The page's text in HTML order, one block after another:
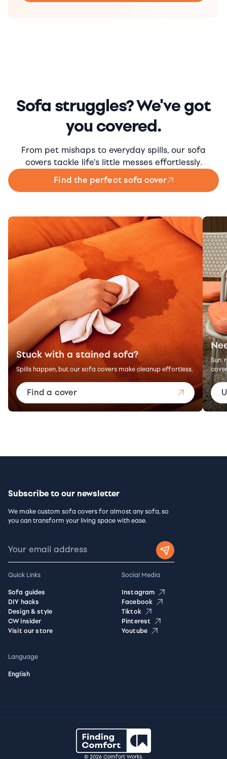
Sofa struggles? We've got
you covered.
From pet mishaps to everyday spills, our sofa
covers tackle life's little messes effortlessly.
Find the perfect sofa cover
Stuck with a stained sofa?
Spills happen, but our sofa covers make cleanup effortless.
Find a cover
Sun,
Subscribe to our newsletter
We make custom sofa covers for almost any sofa, so
you can transform your living space with ease.
Quick Links
Sofa guides
DIY hacks
Design & style
CW insider
Visit our store
Social Media
Instagram
Facebook
Tiktok
Pinterest
Youtube
Language
English
© 2026 Comfort Works.